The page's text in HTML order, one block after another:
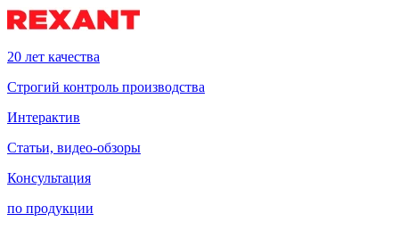
20 лет качества
Строгий контроль производства
Интерактив
Статьи, видео-обзоры
Консультация
по продукции